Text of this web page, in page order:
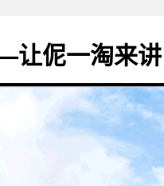
让伲一淘来讲